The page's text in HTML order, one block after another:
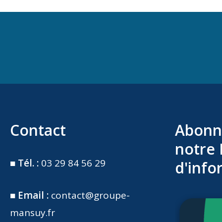
Contact
■ Tél. : 03 29 84 56 29
■ Email : contact@groupe-
mansuy.fr
notre